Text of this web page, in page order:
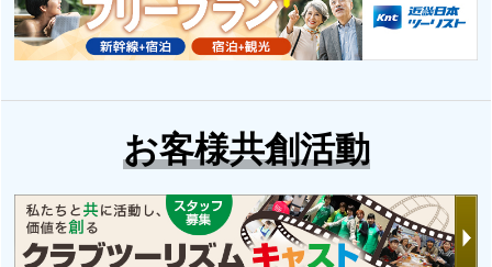
お客様共創活動